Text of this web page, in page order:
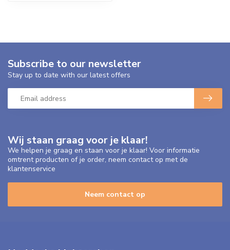
Wij staan graag voor je klaar!
We helpen je graag en staan voor je klaar! Voor informatie
omtrent producten of je order, neem contact op met de
klantenservice
Neem contact op
Subscribe to our newsletter
Stay up to date with our latest offers